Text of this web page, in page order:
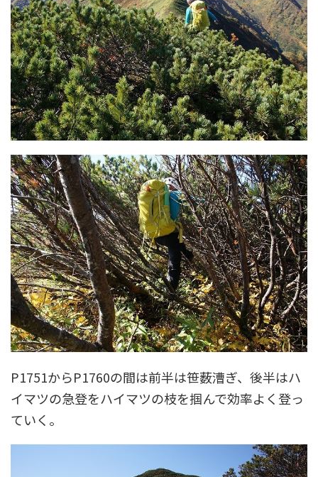
P1751からP1760の間は前半は笹薮漕ぎ、後半はハ
イマツの急登をハイマツの枝を掴んで効率よく登っ
ていく。